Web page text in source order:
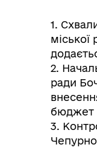
1.
міської
2.
ради
бюджет
3.